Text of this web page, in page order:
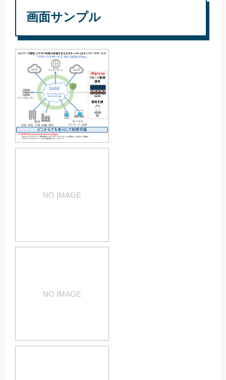
画面サンプル
NO IMAGE
NO IMAGE